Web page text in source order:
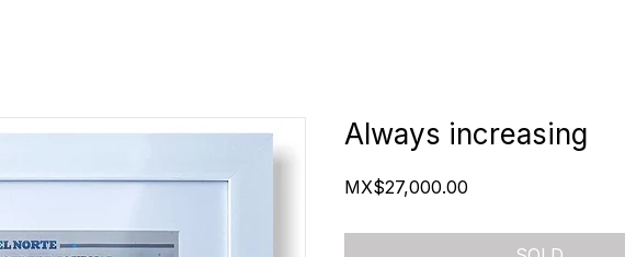
Always increasing
MX$27,000.00